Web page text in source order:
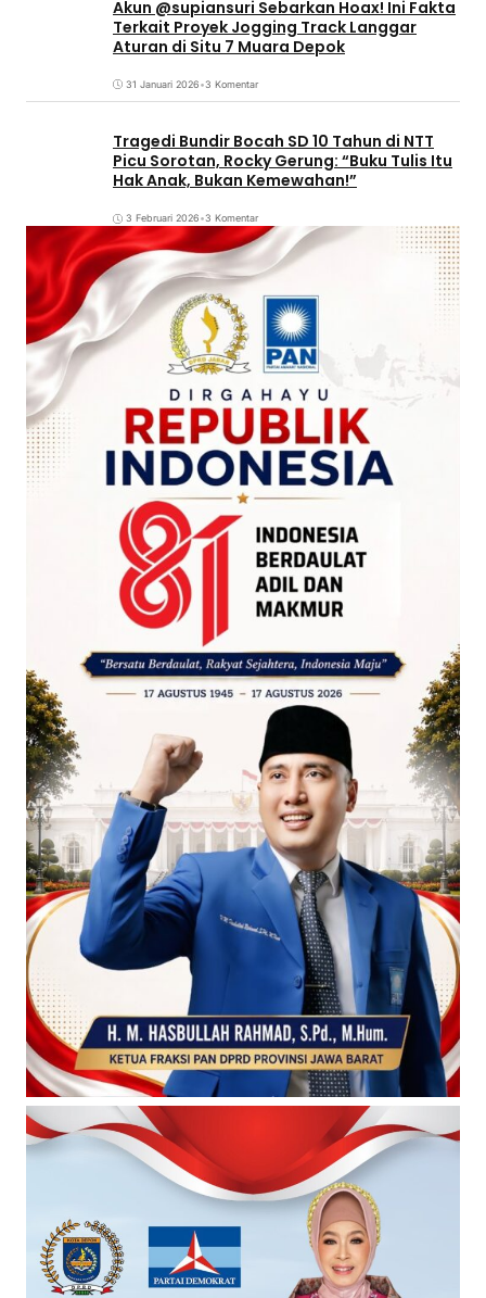
Akun @supiansuri Sebarkan Hoax! Ini Fakta
Terkait Proyek Jogging Track Langgar
Aturan di Situ 7 Muara Depok
31 Januari 2026•3 Komentar
Tragedi Bundir Bocah SD 10 Tahun di NTT
Picu Sorotan, Rocky Gerung: “Buku Tulis Itu
Hak Anak, Bukan Kemewahan!”
3 Februari 2026•3 Komentar